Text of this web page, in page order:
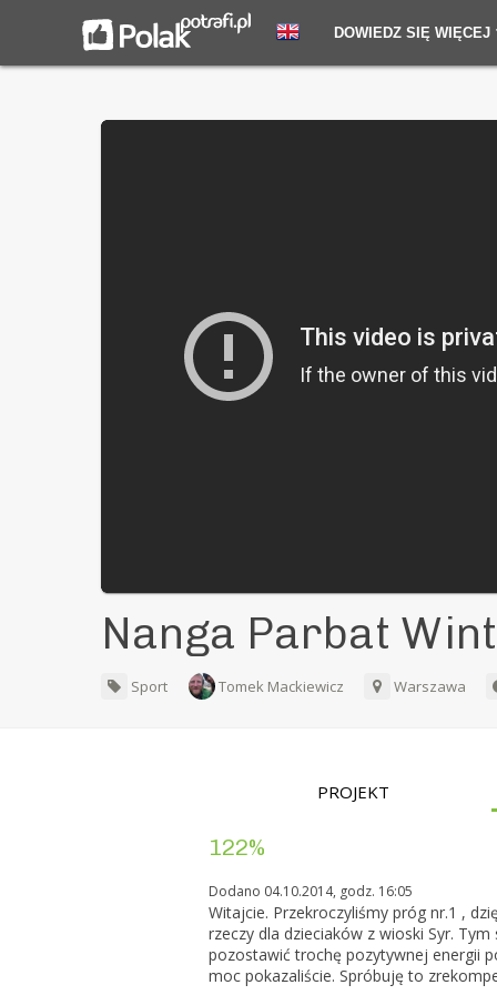
DOWIEDZ SIĘ WIĘCEJ
Nanga Parbat
Sport Tomek Mackiewicz Warszawa
PROJEKT
122%
Dodano 04.10.2014, godz. 16:05
Witajcie. Przekroczyliśmy próg nr.1 ,
rzeczy dla dzieciaków z wioski Syr.
pozostawić trochę pozytywnej energii
moc pokazaliście. Spróbuję to